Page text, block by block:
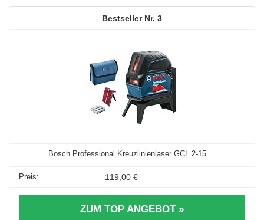
3
Bosch Professional Kreuzlinienlaser GCL 2-15 ...
119,00 €
ZUM TOP ANGEBOT »